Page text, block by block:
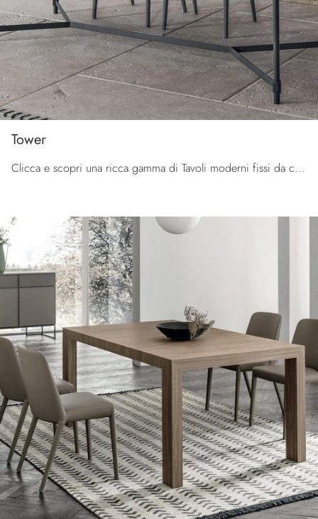
Tower
Clicca e scopri una ricca gamma di Tavoli moderni fissi da cucina! Il modello Tower di Tomasella ti aspetta.